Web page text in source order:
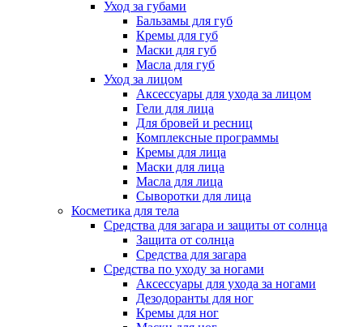
Уход за губами
Бальзамы для губ
Кремы для губ
Маски для губ
Масла для губ
Уход за лицом
Аксессуары для ухода за лицом
Гели для лица
Для бровей и ресниц
Комплексные программы
Кремы для лица
Маски для лица
Масла для лица
Сыворотки для лица
Косметика для тела
Средства для загара и защиты от солнца
Защита от солнца
Средства для загара
Средства по уходу за ногами
Аксессуары для ухода за ногами
Дезодоранты для ног
Кремы для ног